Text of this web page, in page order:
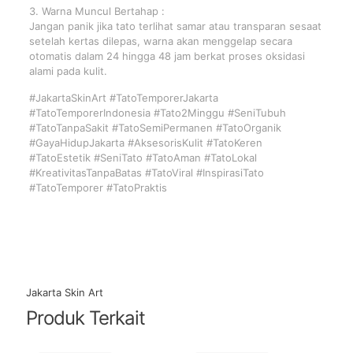
3. Warna Muncul Bertahap :
Jangan panik jika tato terlihat samar atau transparan sesaat
setelah kertas dilepas, warna akan menggelap secara
otomatis dalam 24 hingga 48 jam berkat proses oksidasi
alami pada kulit.
#JakartaSkinArt #TatoTemporerJakarta
#TatoTemporerIndonesia #Tato2Minggu #SeniTubuh
#TatoTanpaSakit #TatoSemiPermanen #TatoOrganik
#GayaHidupJakarta #AksesorisKulit #TatoKeren
#TatoEstetik #SeniTato #TatoAman #TatoLokal
#KreativitasTanpaBatas #TatoViral #InspirasiTato
#TatoTemporer #TatoPraktis
Jakarta Skin Art
Produk Terkait